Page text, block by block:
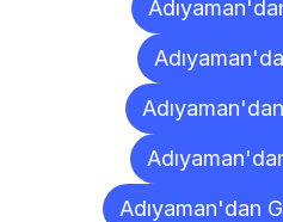
Adıyaman'dan